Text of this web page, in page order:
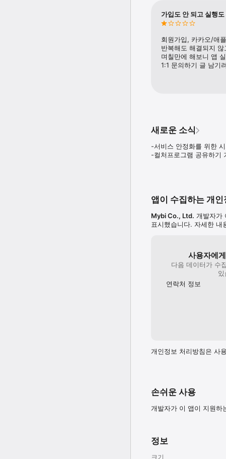
Step 2. 즉시 쿠폰이 지
Step 3. [내정보 > 문화
■ 신청 전, 준비물이 필
간편인증서가 발급되어
영화, 공연, 전시, 도서 등
컬처마일 적립
지금 내 위치에서 바로
맞춤형 문화생활을 위한
앱 사용 중 궁금한 점이
리뷰로는 정보 확인에
가입도 안 되고 실행도
회원가입, 카카오/애
반복해도 해결되지
며칠만에 해보니 앱
1:1 문의하기 글 남기
새로운 소식
-서비스 안정화를 위한
-컬처프로그램 공유하기
앱이 수집하는 개인
Mybi Co., Ltd. 개발자가
표시했습니다. 자세한 내
사용자에
다음 데이터가 수
있
연락처 정보
개인정보 처리방침은 사
손쉬운 사용
개발자가 이 앱이 지원하
정보
크기